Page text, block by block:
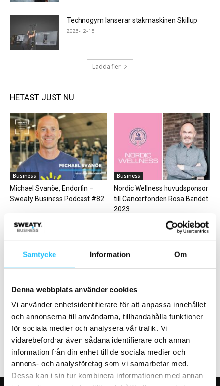
Samtycke Information Om
Denna webbplats använder cookies
Vi använder enhetsidentifierare för att anpassa innehållet
och annonserna till användarna, tillhandahålla funktioner
för sociala medier och analysera vår trafik. Vi
vidarebefordrar även sådana identifierare och annan
information från din enhet till de sociala medier och
annons- och analysföretag som vi samarbetar med.
Dessa kan i sin tur kombinera informationen med annan
Technogym lanserar stakmaskinen Skillup
2023-12-15
Ladda fler
HETAST JUST NU
Business
Michael Svanöe, Endorfin –
Sweaty Business Podcast #82
Business
Nordic Wellness huvudsponsor
till Cancerfonden Rosa Bandet
2023
Personlig träning Folk på väg
kommunikationschef på
Friskis&Svettis Riks